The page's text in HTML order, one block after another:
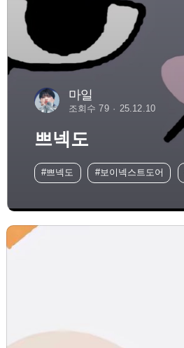
마일
조회수 79 25.12.10
쁘넥도
#쁘넥도 #보이넥스트도어